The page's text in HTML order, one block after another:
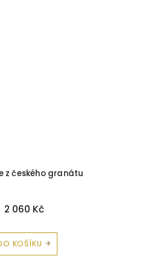
z českého granátu
2 060 Kč
KOŠÍKU